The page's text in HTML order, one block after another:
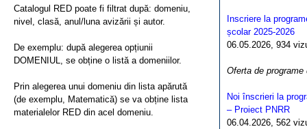
Inscriere la
școlar 2025-2026
06.05.2026, 934
Oferta de programe
Noi înscrieri la
– Proiect PNRR
06.04.2026, 562
Catalogul RED poate fi filtrat după: domeniu,
nivel, clasă, anul/luna avizării și autor.
De exemplu: după alegerea opțiunii
DOMENIUL, se obține o listă a domeniilor.
Prin alegerea unui domeniu din lista apărută
(de exemplu, Matematică) se va obține lista
materialelor RED din acel domeniu.